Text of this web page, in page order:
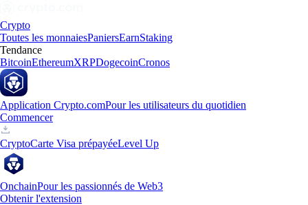
Crypto
Toutes les monnaiesPaniersEarnStaking
Tendance
BitcoinEthereumXRPDogecoinCronos
Application Crypto.comPour les utilisateurs du quotidien
Commencer
CryptoCarte Visa prépayéeLevel Up
OnchainPour les passionnés de Web3
Obtenir l'extension